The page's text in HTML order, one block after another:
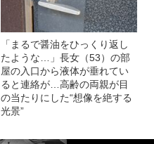
「まるで醤油をひっくり返し
たような…」長女（53）の部
屋の入口から液体が垂れてい
ると連絡が…高齢の両親が目
の当たりにした“想像を絶する
光景”